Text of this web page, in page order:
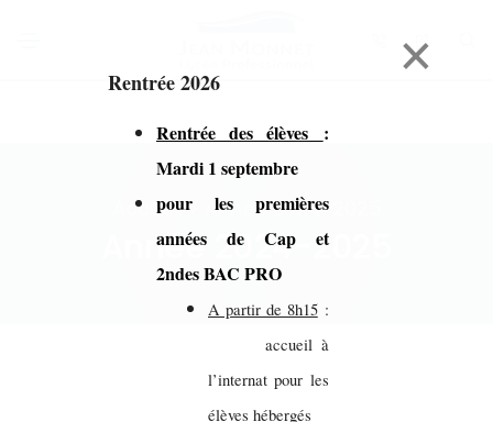
×
Rentrée 2026
Rentrée des élèves :
Mardi 1 septembre
pour les premières
années de Cap et
2ndes BAC PRO
A partir de 8h15:
accueil à
l’internat pour les
élèves hébergés
Accueil > Année 2024-2025
Année 2024-2025